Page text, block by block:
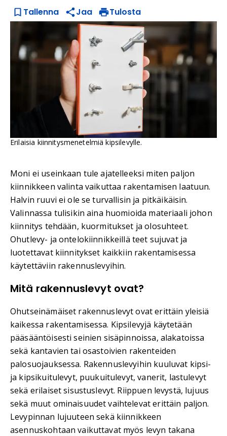
Tallenna Jaa Tulosta
Erilaisia kiinnitysmenetelmiä kipsilevylle.
Moni ei useinkaan tule ajatelleeksi miten paljon
kiinnikkeen valinta vaikuttaa rakentamisen laatuun.
Halvin ruuvi ei ole se turvallisin ja pitkäikäisin.
Valinnassa tulisikin aina huomioida materiaali johon
kiinnitys tehdään, kuormitukset ja olosuhteet.
Ohutlevy- ja ontelokiinnikkeillä teet sujuvat ja
luotettavat kiinnitykset kaikkiin rakentamisessa
käytettäviin rakennuslevyihin.
Mitä rakennuslevyt ovat?
Ohutseinämäiset rakennuslevyt ovat erittäin yleisiä
kaikessa rakentamisessa. Kipsilevyjä käytetään
pääsääntöisesti seinien sisäpinnoissa, alakatoissa
sekä kantavien tai osastoivien rakenteiden
palosuojauksessa. Rakennuslevyihin kuuluvat kipsi-
ja kipsikuitulevyt, puukuitulevyt, vanerit, lastulevyt
sekä erilaiset sisustuslevyt. Riippuen levystä, lujuus
sekä muut ominaisuudet vaihtelevat erittäin paljon.
Levypinnan lujuuteen sekä kiinnikkeen
asennuskohtaan vaikuttavat myös levy­n takana